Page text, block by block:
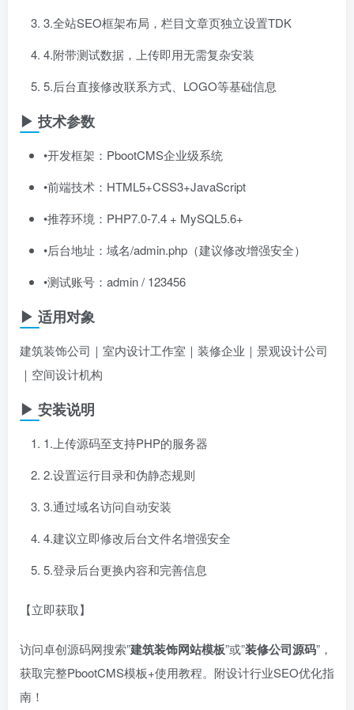
3.全站SEO框架布局，栏目文章页独立设置TDK
4.附带测试数据，上传即用无需复杂安装
5.后台直接修改联系方式、LOGO等基础信息
▶ 技术参数
•开发框架：PbootCMS企业级系统
•前端技术：HTML5+CSS3+JavaScript
•推荐环境：PHP7.0-7.4 + MySQL5.6+
•后台地址：域名/admin.php（建议修改增强安全）
•测试账号：admin / 123456
▶ 适用对象
建筑装饰公司｜室内设计工作室｜装修企业｜景观设计公司
｜空间设计机构
▶ 安装说明
1.上传源码至支持PHP的服务器
2.设置运行目录和伪静态规则
3.通过域名访问自动安装
4.建议立即修改后台文件名增强安全
5.登录后台更换内容和完善信息
【立即获取】
访问卓创源码网搜索”​建筑装饰网站模板​”或”​装修公司源码​”，
获取完整PbootCMS模板+使用教程。附设计行业SEO优化指
南！